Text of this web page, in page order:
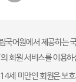
국어원에서 제공하는
의 회원 서비스를 이용
세 미만인 회원은 보